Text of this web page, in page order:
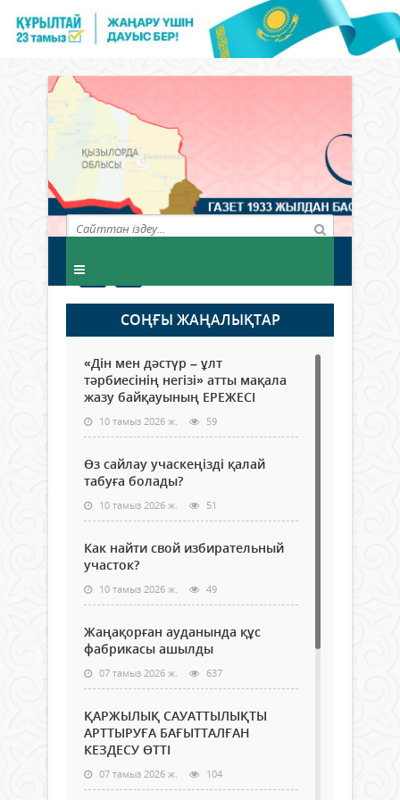
СОҢҒЫ ЖАҢАЛЫҚТАР
«Дін мен дәстүр – ұлт
тәрбиесінің негізі» атты мақала
жазу байқауының ЕРЕЖЕСІ
10 тамыз 2026 ж. 59
Өз сайлау учаскеңізді қалай
табуға болады?
10 тамыз 2026 ж. 51
Как найти свой избирательный
участок?
10 тамыз 2026 ж. 49
Жаңақорған ауданында құс
фабрикасы ашылды
07 тамыз 2026 ж. 637
ҚАРЖЫЛЫҚ САУАТТЫЛЫҚТЫ
АРТТЫРУҒА БАҒЫТТАЛҒАН
КЕЗДЕСУ ӨТТІ
07 тамыз 2026 ж. 104